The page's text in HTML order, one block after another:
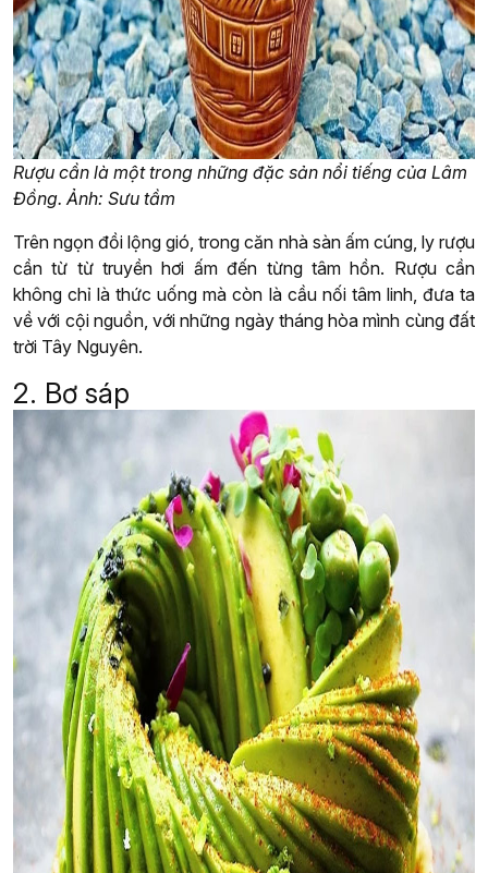
Rượu cần là một trong những đặc sản nổi tiếng của Lâm
Đồng. Ảnh: Sưu tầm
Trên ngọn đồi lộng gió, trong căn nhà sàn ấm cúng, ly rượu
cần từ từ truyền hơi ấm đến từng tâm hồn. Rượu cần
không chỉ là thức uống mà còn là cầu nối tâm linh, đưa ta
về với cội nguồn, với những ngày tháng hòa mình cùng đất
trời Tây Nguyên.
2. Bơ sáp